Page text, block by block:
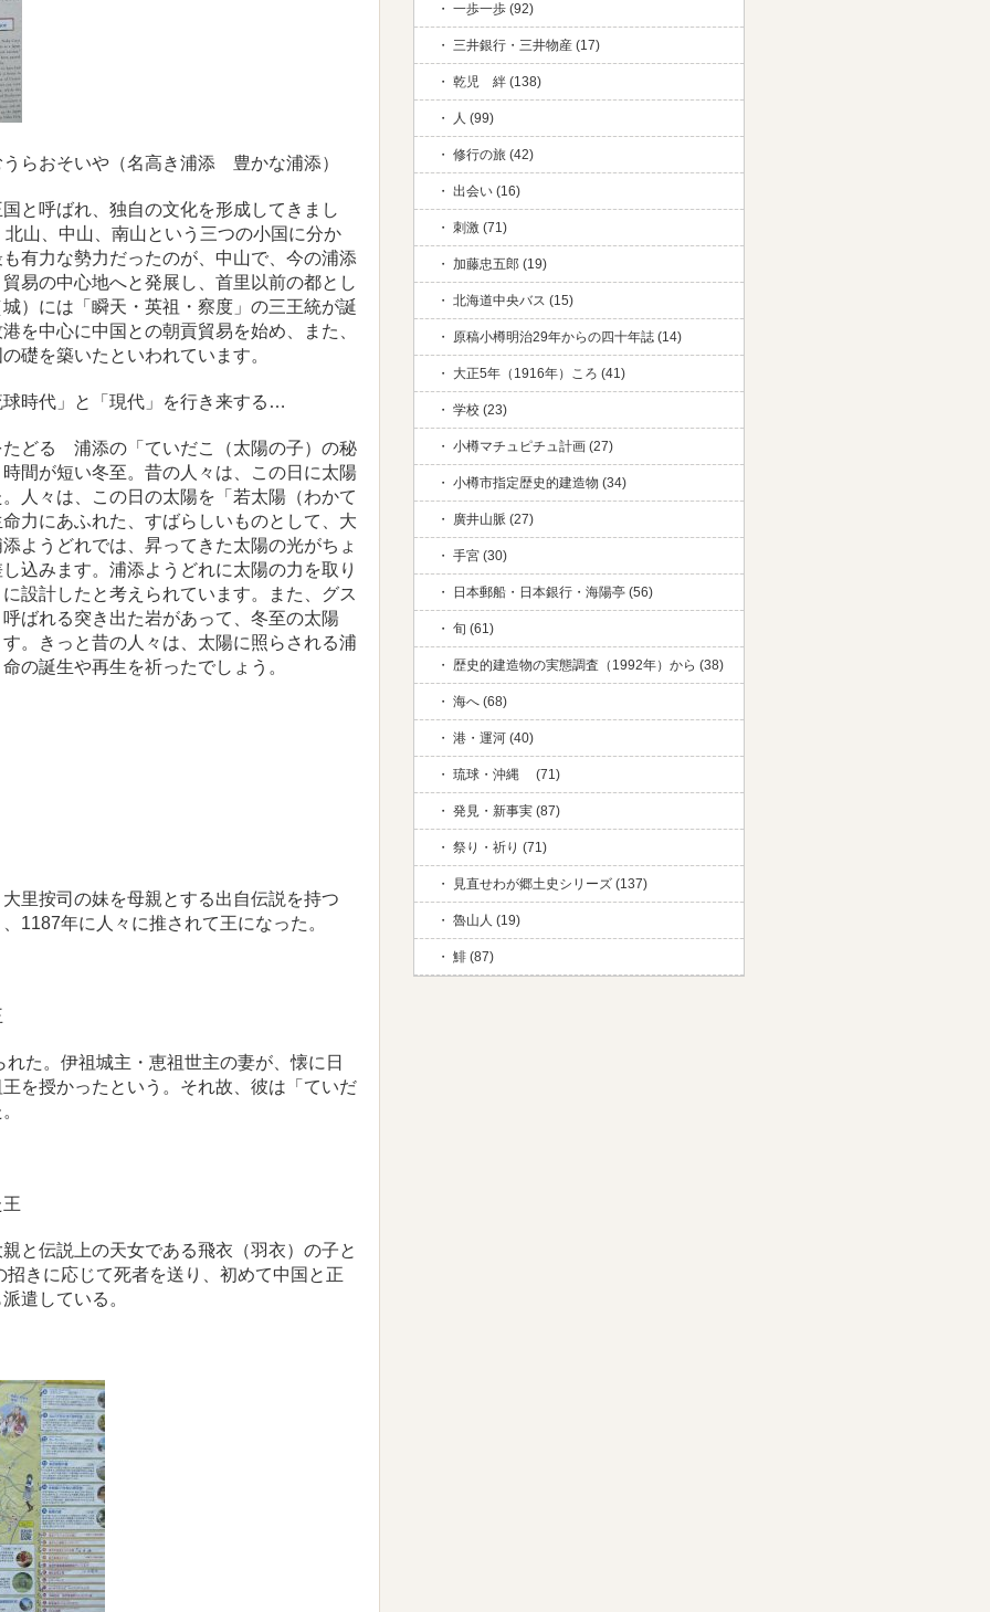
らおそいや（名高き浦添 豊かな浦添）
と呼ばれ、独自の文化を形成してきまし
山、中山、南山という三つの小国に分か
有力な勢力だったのが、中山で、今の浦添
易の中心地へと発展し、首里以前の都とし
）には「瞬天・英祖・察度」の三王統が誕
を中心に中国との朝貢貿易を始め、また、
礎を築いたといわれています。
時代」と「現代」を行き来する…
どる 浦添の「ていだこ（太陽の子）の秘
間が短い冬至。昔の人々は、この日に太陽
人々は、この日の太陽を「若太陽（わかて
力にあふれた、すばらしいものとして、大
ようどれでは、昇ってきた太陽の光がちょ
込みます。浦添ようどれに太陽の力を取り
設計したと考えられています。また、グス
ばれる突き出た岩があって、冬至の太陽
。きっと昔の人々は、太陽に照らされる浦
の誕生や再生を祈ったでしょう。
里按司の妹を母親とする出自伝説を持つ
1187年に人々に推されて王になった。
た。伊祖城主・恵祖世主の妻が、懐に日
を授かったという。それ故、彼は「ていだ
と伝説上の天女である飛衣（羽衣）の子と
きに応じて死者を送り、初めて中国と正
遣している。
一歩一歩 (92)
三井銀行・三井物産 (17)
乾児 絆 (138)
人 (99)
修行の旅 (42)
出会い (16)
刺激 (71)
加藤忠五郎 (19)
北海道中央バス (15)
原稿小樽明治29年からの四十年誌 (14)
大正5年（1916年）ころ (41)
学校 (23)
小樽マチュピチュ計画 (27)
小樽市指定歴史的建造物 (34)
廣井山脈 (27)
手宮 (30)
日本郵船・日本銀行・海陽亭 (56)
旬 (61)
歴史的建造物の実態調査（1992年）から (38)
海へ (68)
港・運河 (40)
琉球・沖縄 (71)
発見・新事実 (87)
祭り・祈り (71)
見直せわが郷土史シリーズ (137)
魯山人 (19)
鯡 (87)